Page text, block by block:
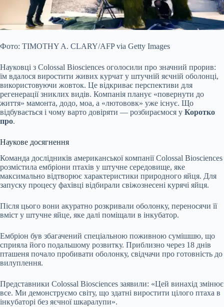
Фото: TIMOTHY A. CLARY/AFP via Getty Images
Науковці з Colossal Biosciences оголосили про значний прорив:
їм вдалося виростити живих курчат у штучній яєчній оболонці,
використовуючи жовток. Це відкриває перспективи для
регенерації зниклих видів. Компанія планує «повернути до
життя» мамонта, додо, моа, а «лютововк» уже існує. Що
відбувається і чому варто довіряти — розбираємося у Коротко
про.
Наукове досягнення
Команда дослідників американської компанії Colossal Biosciences
розмістила ембріони птахів у штучне середовище, яке
максимально відтворює характеристики природного яйця. Для
запуску процесу фахівці відбирали свіжознесені курячі яйця.
Після цього вони акуратно розкривали оболонку, переносячи її
вміст у штучне яйце, яке далі поміщали в інкубатор.
Ембріон був збагачений спеціальною поживною сумішшю, що
сприяла його подальшому розвитку. Приблизно через 18 днів
пташеня почало пробивати оболонку, свідчачи про готовність до
вилуплення.
Представники Colossal Biosciences заявили: «Цей винахід змінює
все. Ми демонструємо світу, що здатні виростити цілого птаха в
інкубаторі без яєчної шкаралупи».